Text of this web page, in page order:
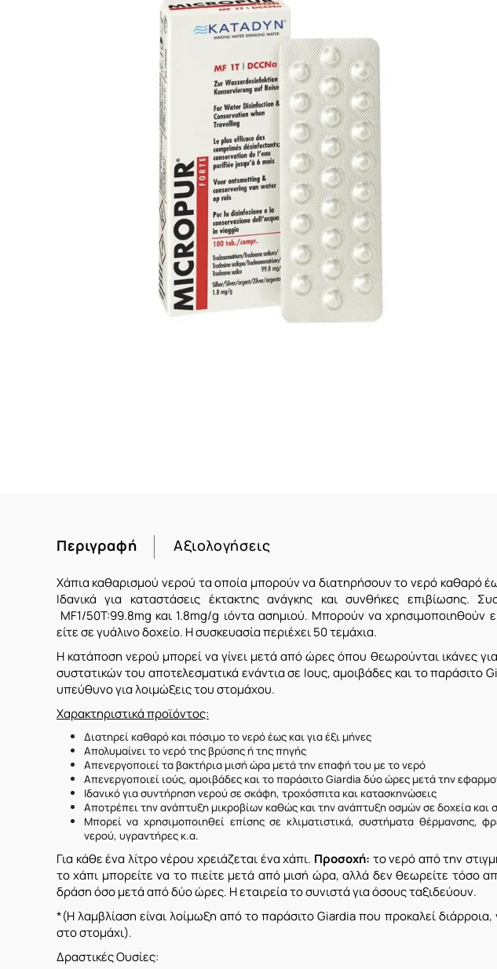
Περιγραφή Αξιολογήσεις
Χάπια καθαρισμού νερού τα οποία μπορούν να διατηρήσουν το νερό καθαρό
Ιδανικά για καταστάσεις έκτακτης ανάγκης και συνθήκες επιβίωσης.
MF1/50T:99.8mg και 1.8mg/g ιόντα ασημιού. Μπορούν να χρησιμοποιηθούν
είτε σε γυάλινο δοχείο. Η συσκευασία περιέχει 50 τεμάχια.
Η κατάποση νερού μπορεί να γίνει μετά από ώρες όπου θεωρούνται ικάνες
συστατικών του αποτελεσματικά ενάντια σε Ιους, αμοιβάδες και το παράσιτο
υπεύθυνο για λοιμώξεις του στομάχου.
Χαρακτηριστικά προϊόντος:
Διατηρεί καθαρό και πόσιμο το νερό έως και για έξι μήνες
Απολυμαίνει το νερό της βρύσης ή της πηγής
Απενεργοποιεί τα βακτήρια μισή ώρα μετά την επαφή του με το νερό
Απενεργοποιεί ιούς, αμοιβάδες και το παράσιτο Giardia δύο ώρες μετά την
Ιδανικό για συντήρηση νερού σε σκάφη, τροχόσπιτα και κατασκηνώσεις
Αποτρέπει την ανάπτυξη μικροβίων καθώς και την ανάπτυξη οσμών σε δοχεία και
Μπορεί να χρησιμοποιηθεί επίσης σε κλιματιστικά, συστήματα θέρμανσης,
νερού, υγραντήρες κ.α.
Για κάθε ένα λίτρο νέρου χρειάζεται ένα χάπι. Προσοχή: το νερό από την
το χάπι μπορείτε να το πιείτε μετά από μισή ώρα, αλλά δεν θεωρείτε τόσο
δράση όσο μετά από δύο ώρες. Η εταιρεία το συνιστά για όσους ταξιδεύουν.
*(Η λαμβλίαση είναι λοίμωξη από το παράσιτο Giardia που προκαλεί διάρροια,
στο στομάχι).
Δραστικές Ουσίες: